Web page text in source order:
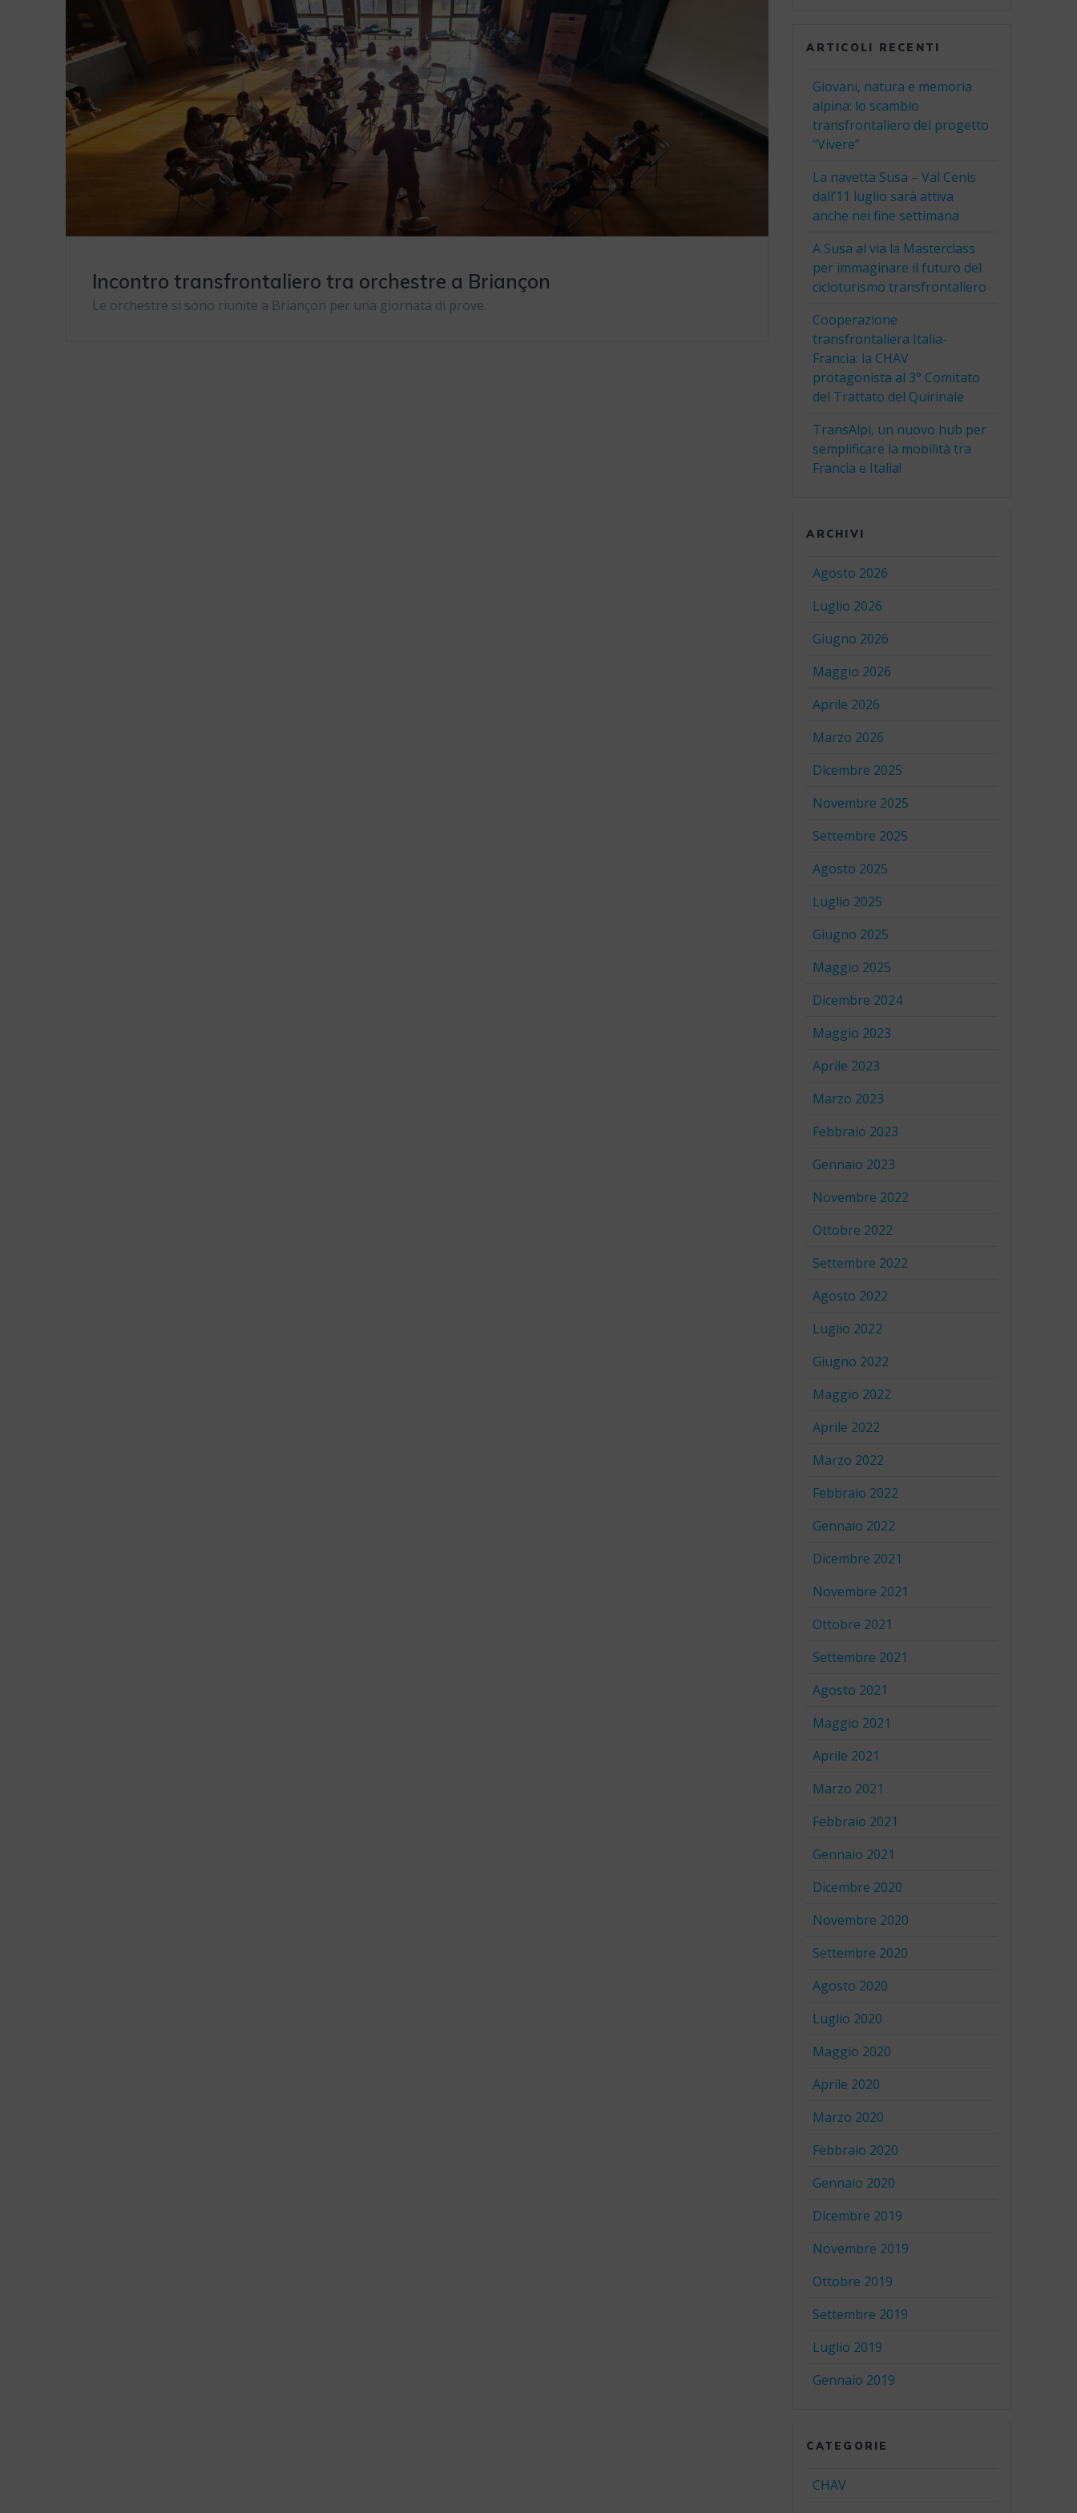
Incontro transfrontaliero tra orchestre a Briançon
Le orchestre si sono riunite a Briançon per una giornata di prove.
ARTICOLI RECENTI
Giovani, natura e memoria
alpina: lo scambio
transfrontaliero del progetto
“Vivere”
La navetta Susa – Val Cenis
dall’11 luglio sarà attiva
anche nei fine settimana
A Susa al via la Masterclass
per immaginare il futuro del
cicloturismo transfrontaliero
Cooperazione
transfrontaliera Italia-
Francia: la CHAV
protagonista al 3° Comitato
del Trattato del Quirinale
TransAlpi, un nuovo hub per
semplificare la mobilità tra
Francia e Italia!
ARCHIVI
Agosto 2026
Luglio 2026
Giugno 2026
Maggio 2026
Aprile 2026
Marzo 2026
Dicembre 2025
Novembre 2025
Settembre 2025
Agosto 2025
Luglio 2025
Giugno 2025
Maggio 2025
Dicembre 2024
Maggio 2023
Aprile 2023
Marzo 2023
Febbraio 2023
Gennaio 2023
Novembre 2022
Ottobre 2022
Settembre 2022
Agosto 2022
Luglio 2022
Giugno 2022
Maggio 2022
Aprile 2022
Marzo 2022
Febbraio 2022
Gennaio 2022
Dicembre 2021
Novembre 2021
Ottobre 2021
Settembre 2021
Agosto 2021
Maggio 2021
Aprile 2021
Marzo 2021
Febbraio 2021
Gennaio 2021
Dicembre 2020
Novembre 2020
Settembre 2020
Agosto 2020
Luglio 2020
Maggio 2020
Aprile 2020
Marzo 2020
Febbraio 2020
Gennaio 2020
Dicembre 2019
Novembre 2019
Ottobre 2019
Settembre 2019
Luglio 2019
Gennaio 2019
CATEGORIE
CHAV